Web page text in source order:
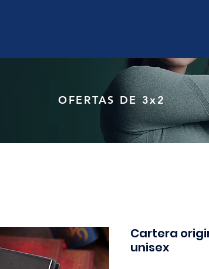
OFERTAS DE 3x2
Cartera
unisex